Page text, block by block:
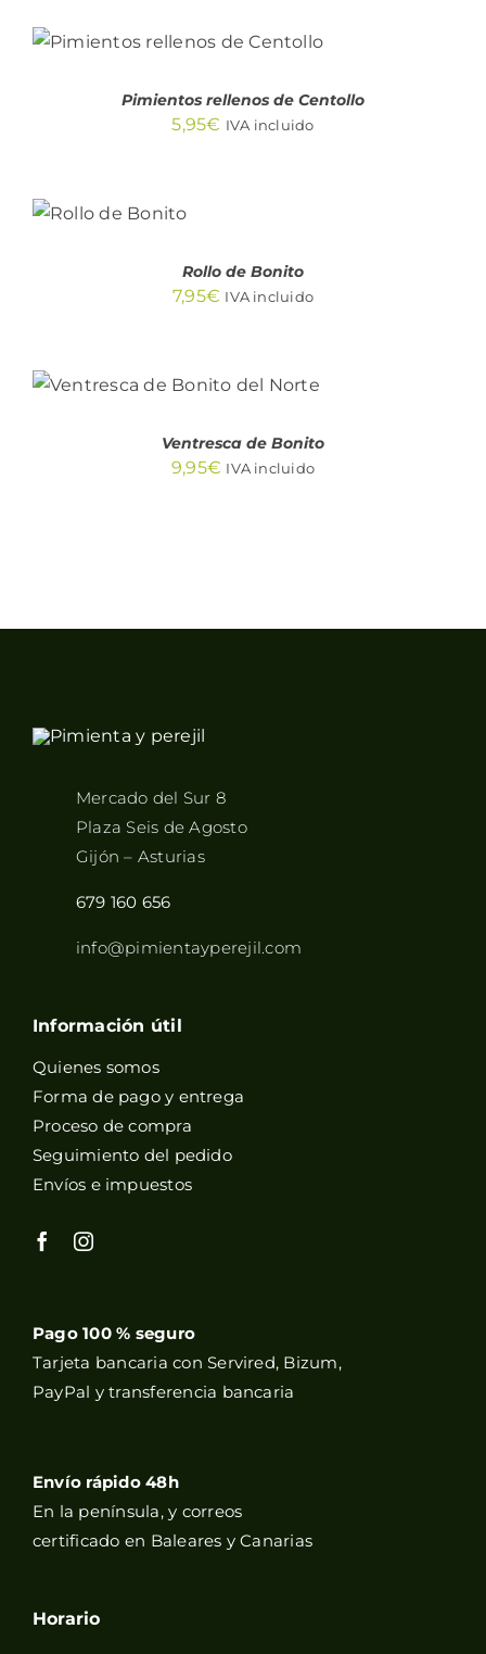
AÑADIR AL CARRITO
/
Pimientos rellenos de Centollo
5,95€ IVA incluido
CARRITO
Rollo de Bonito
7,95€ IVA incluido
AÑADIR AL CARRITO
/
Ventresca de Bonito
9,95€ IVA incluido
Mercado del Sur 8
Plaza Seis de Agosto
Gijón – Asturias
679 160 656
info@pimientayperejil.com
Información útil
Quienes somos
Forma de pago y entrega
Proceso de compra
Seguimiento del pedido
Envíos e impuestos
Pago 100 % seguro
Tarjeta bancaria con Servired, Bizum,
PayPal y transferencia bancaria
Envío rápido 48h
En la península, y correos
certificado en Baleares y Canarias
Horario